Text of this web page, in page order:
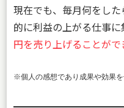
現在でも、毎月何をし
的に利益の上がる仕事に
円を売り上げることがで
※個人の感想であり成果や効果